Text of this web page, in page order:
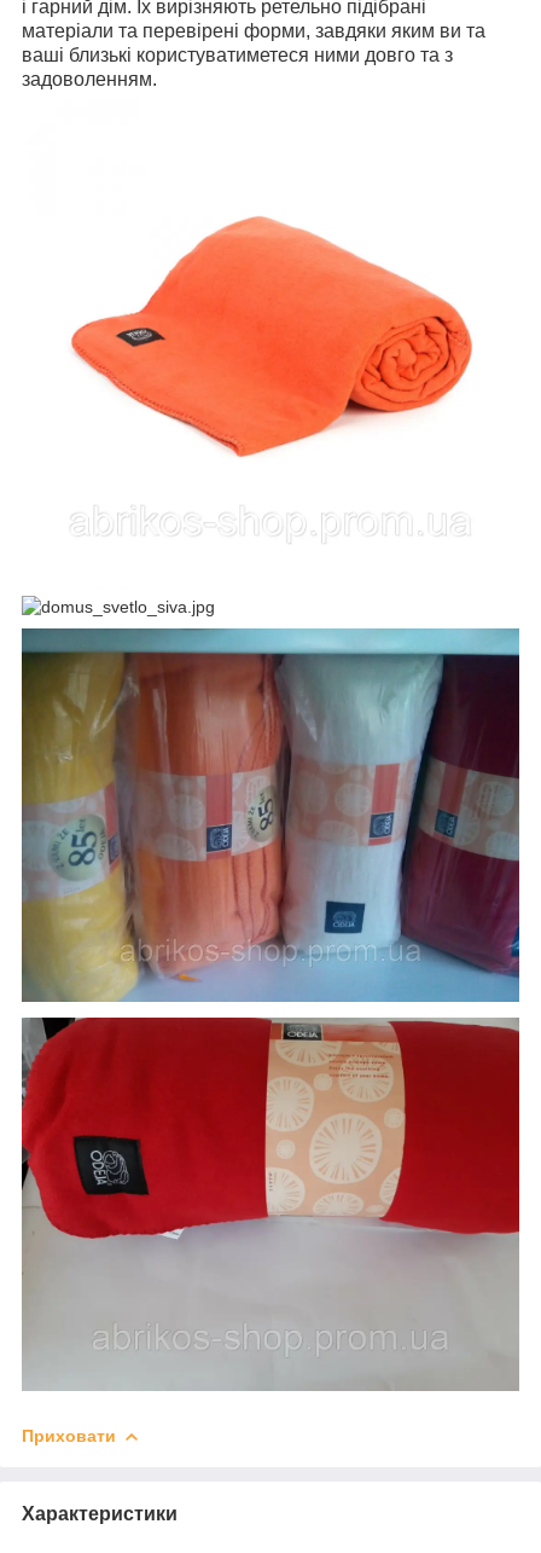
і гарний дім. Їх вирізняють ретельно підібрані
матеріали та перевірені форми, завдяки яким ви та
ваші близькі користуватиметеся ними довго та з
задоволенням.
Приховати
Характеристики